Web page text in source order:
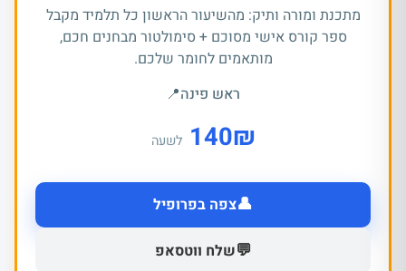
מתכנת ומורה ותיק: מהשיעור הראשון כל תלמיד מקבל
ספר קורס אישי מסוכם + סימולטור מבחנים חכם,
מותאמים לחומר שלכם.
ראש פינה📍
₪
140 לשעה
👤צפה בפרופיל
💬שלח ווטסאפ